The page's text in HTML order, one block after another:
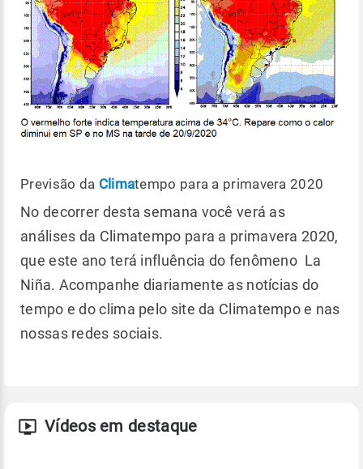
Previsão da Climatempo para a primavera 2020
No decorrer desta semana você verá as
análises da Climatempo para a primavera 2020,
que este ano terá influência do fenômeno La
Niña. Acompanhe diariamente as notícias do
tempo e do clima pelo site da Climatempo e nas
nossas redes sociais.
Vídeos em destaque